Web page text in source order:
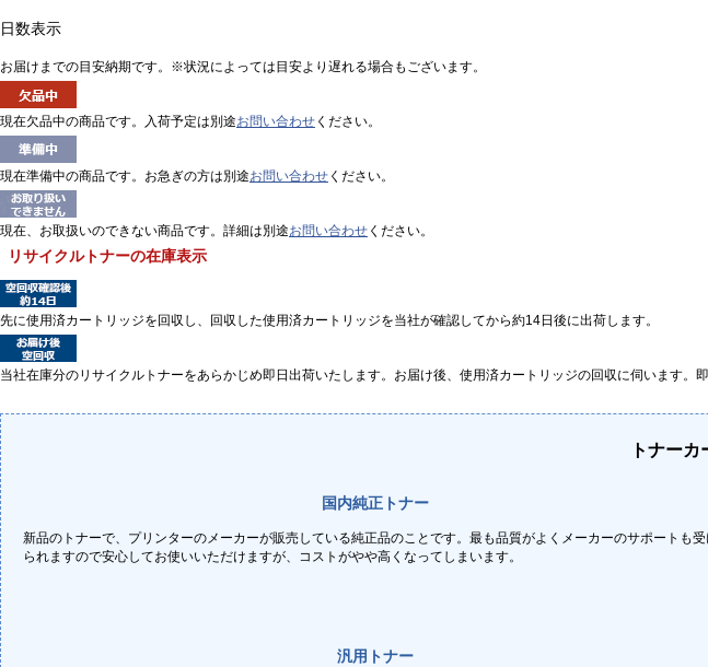
日数表示
お届けまでの目安納期です。※状況によっては目安より遅れる場合もございます。
現在欠品中の商品です。入荷予定は別途お問い合わせ ください。
現在準備中の商品です。お急ぎの方は別途お問い合わせ ください。
現在、お取扱いのできない商品です。詳細は別途お問い合わせ ください。
リサイクルトナーの在庫表示
先に使用済カートリッジを回収し、回収した使用済カートリッジを当社が確認してから約14日後に出荷します。
当社在庫分のリサイクルトナーをあらかじめ即日出荷いたします。お届け後、使用済カートリッジの回収に伺います。
トナー
国内純正トナー
新品のトナーで、プリンターのメーカーが販売している純正品のことです。最も品質がよくメーカーのサポートも受
られますので安心してお使いいただけますが、コストがやや高くなってしまいます。
汎用トナー